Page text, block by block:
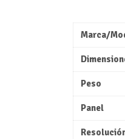
Marca/
Peso
Panel